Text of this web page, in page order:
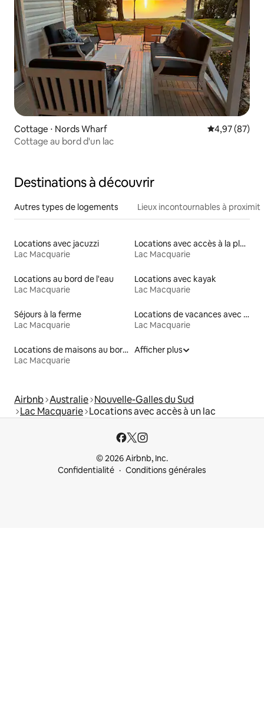
Cottage ⋅ Nords Wharf Évaluation
4,97 (87)
Cottage au bord d'un lac
Destinations à découvrir
Autres types de logements Lieux incontournables à
Locations avec jacuzzi
Lac Macquarie
Locations avec accès à la plage
Lac Macquarie
Locations au bord de l'eau
Lac Macquarie
Locations avec kayak
Lac Macquarie
Séjours à la ferme
Lac Macquarie
Locations de vacances avec piscine
Lac Macquarie
Locations de maisons au bord d'un lac
Lac Macquarie
Afficher plus
Airbnb Australie Nouvelle-Galles du Sud
Lac Macquarie Locations avec accès à un lac
© 2026 Airbnb, Inc.
Confidentialité
Conditions générales